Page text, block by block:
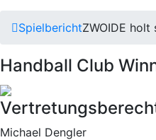
SpielberichtZWOIDE holt
Handball Club
Michael Dengler